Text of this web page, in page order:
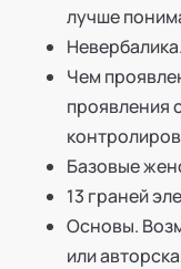
лучше
Невербалика.
Чем
проявления
Базовые
13 граней
Основы.
или